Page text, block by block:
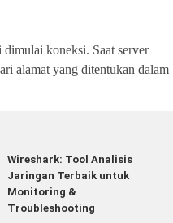
koneksi. Saat server
alamat yang ditentukan dalam
Wireshark: Tool Analisis
Jaringan Terbaik untuk
Monitoring &
Troubleshooting